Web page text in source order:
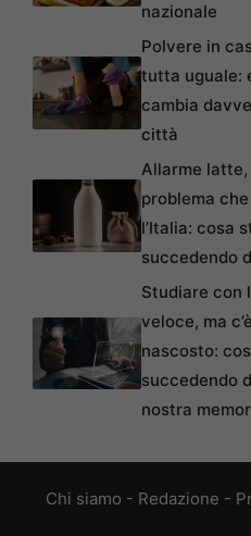
nazionale
Polvere in
tutta uguale:
cambia
città
Allarme latte,
problema
l’Italia: cosa
succedendo
Studiare con
veloce, ma
nascosto:
succedendo
nostra
Chi siamo - Redazione -